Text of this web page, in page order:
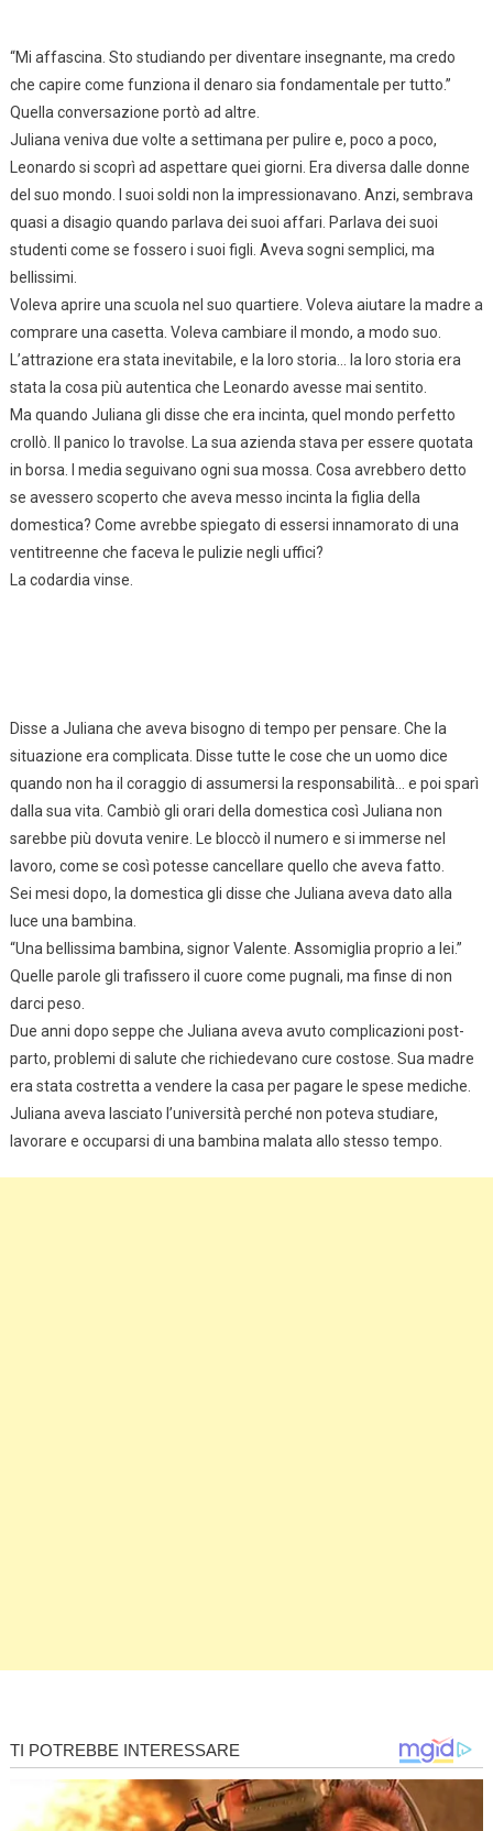
“Mi affascina. Sto studiando per diventare insegnante, ma credo
che capire come funziona il denaro sia fondamentale per tutto.”
Quella conversazione portò ad altre.
Juliana veniva due volte a settimana per pulire e, poco a poco,
Leonardo si scoprì ad aspettare quei giorni. Era diversa dalle donne
del suo mondo. I suoi soldi non la impressionavano. Anzi, sembrava
quasi a disagio quando parlava dei suoi affari. Parlava dei suoi
studenti come se fossero i suoi figli. Aveva sogni semplici, ma
bellissimi.
Voleva aprire una scuola nel suo quartiere. Voleva aiutare la madre a
comprare una casetta. Voleva cambiare il mondo, a modo suo.
L’attrazione era stata inevitabile, e la loro storia… la loro storia era
stata la cosa più autentica che Leonardo avesse mai sentito.
Ma quando Juliana gli disse che era incinta, quel mondo perfetto
crollò. Il panico lo travolse. La sua azienda stava per essere quotata
in borsa. I media seguivano ogni sua mossa. Cosa avrebbero detto
se avessero scoperto che aveva messo incinta la figlia della
domestica? Come avrebbe spiegato di essersi innamorato di una
ventitreenne che faceva le pulizie negli uffici?
La codardia vinse.
Disse a Juliana che aveva bisogno di tempo per pensare. Che la
situazione era complicata. Disse tutte le cose che un uomo dice
quando non ha il coraggio di assumersi la responsabilità… e poi sparì
dalla sua vita. Cambiò gli orari della domestica così Juliana non
sarebbe più dovuta venire. Le bloccò il numero e si immerse nel
lavoro, come se così potesse cancellare quello che aveva fatto.
Sei mesi dopo, la domestica gli disse che Juliana aveva dato alla
luce una bambina.
“Una bellissima bambina, signor Valente. Assomiglia proprio a lei.”
Quelle parole gli trafissero il cuore come pugnali, ma finse di non
darci peso.
Due anni dopo seppe che Juliana aveva avuto complicazioni post-
parto, problemi di salute che richiedevano cure costose. Sua madre
era stata costretta a vendere la casa per pagare le spese mediche.
Juliana aveva lasciato l’università perché non poteva studiare,
lavorare e occuparsi di una bambina malata allo stesso tempo.